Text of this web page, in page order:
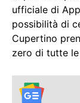
ufficiale di
possibilità di
Cupertino
zero di tutte